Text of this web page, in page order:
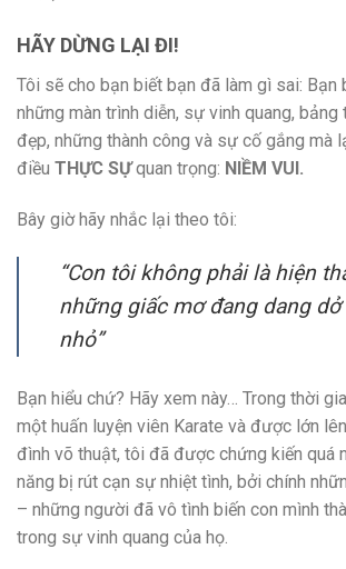
HÃY DỪNG LẠI ĐI!
Tôi sẽ cho bạn biết bạn đã làm gì sai: Bạn
những màn trình diễn, sự vinh quang, bảng
đẹp, những thành công và sự cố gắng mà
điều THỰC SỰquan trọng: NIỀM VUI.
Bây giờ hãy nhắc lại theo tôi:
“Con tôi không phải là hiện
những giấc mơ đang dang
nhỏ”
Bạn hiểu chứ? Hãy xem này… Trong thời
một huấn luyện viên Karate và được lớn
đình võ thuật, tôi đã được chứng kiến quá
năng bị rút cạn sự nhiệt tình, bởi chính
– những người đã vô tình biến con mình
trong sự vinh quang của họ.